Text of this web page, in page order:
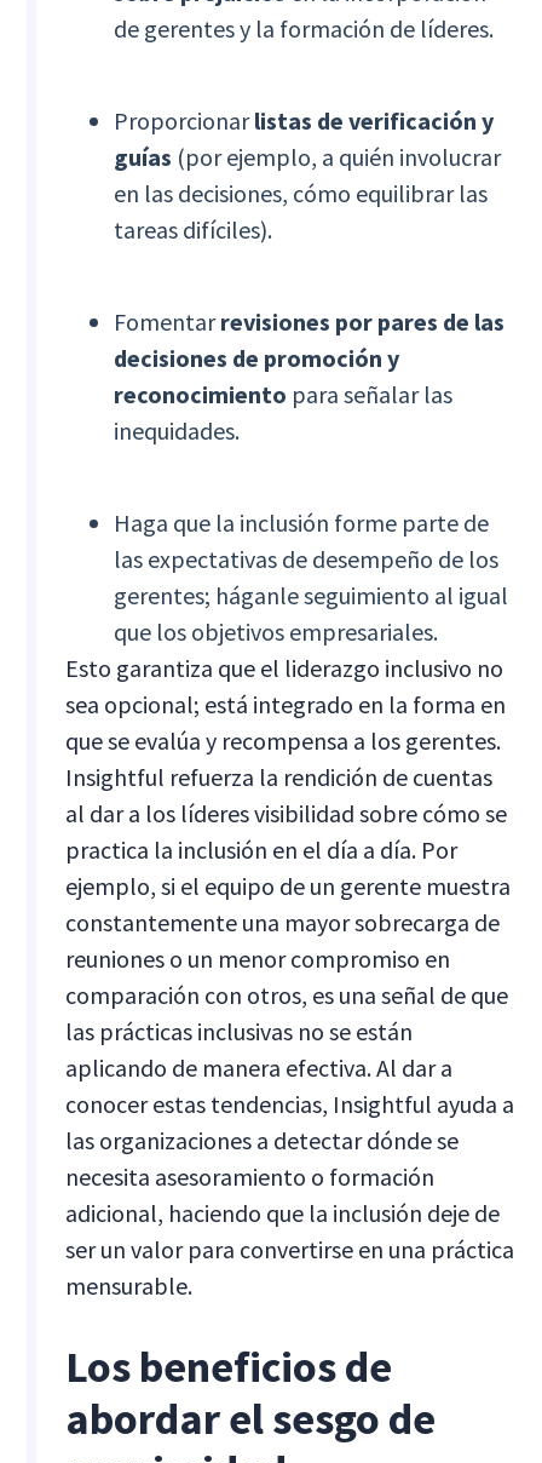
de gerentes y la formación de líderes.
Proporcionarlistas de verificación y
guías (por ejemplo, a quién involucrar
en las decisiones, cómo equilibrar las
tareas difíciles).
Fomentarrevisiones por pares de las
decisiones de promoción y
reconocimiento para señalar las
inequidades.
Haga que la inclusión forme parte de
las expectativas de desempeño de los
gerentes; háganle seguimiento al igual
que los objetivos empresariales.
Esto garantiza que el liderazgo inclusivo no
sea opcional; está integrado en la forma en
que se evalúa y recompensa a los gerentes.
Insightful refuerza la rendición de cuentas
al dar a los líderes visibilidad sobre cómo se
practica la inclusión en el día a día. Por
ejemplo, si el equipo de un gerente muestra
constantemente una mayor sobrecarga de
reuniones o un menor compromiso en
comparación con otros, es una señal de que
las prácticas inclusivas no se están
aplicando de manera efectiva. Al dar a
conocer estas tendencias, Insightful ayuda a
las organizaciones a detectar dónde se
necesita asesoramiento o formación
adicional, haciendo que la inclusión deje de
ser un valor para convertirse en una práctica
mensurable.
Los beneficios de
abordar el sesgo de